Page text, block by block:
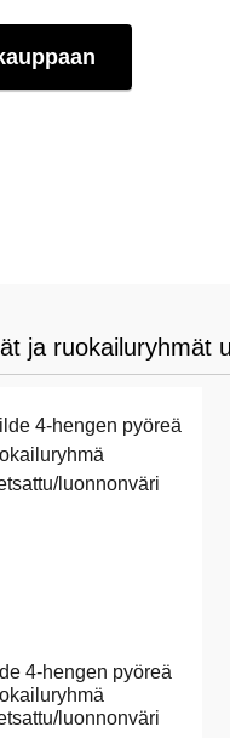
ja ruokailuryhmät
4-hengen pyöreä
luonnonväri